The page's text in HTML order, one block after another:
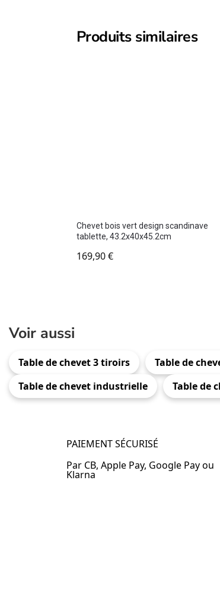
Produits similaires
Chevet bois vert design scandinave
tablette, 43.2x40x45.2cm
169,90€
Voir aussi
Table de chevet 3 tiroirs Table de
Table de chevet industrielle
Table de
PAIEMENT SÉCURISÉ
Par CB, Apple Pay, Google Pay ou
Klarna